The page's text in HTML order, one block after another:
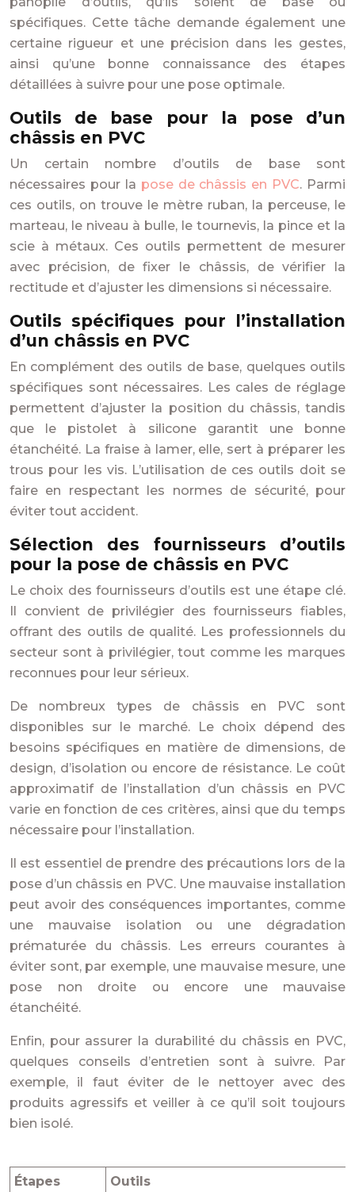
spécifiques. Cette tâche demande également une
certaine rigueur et une précision dans les gestes,
ainsi qu’une bonne connaissance des étapes
détaillées à suivre pour une pose optimale.
Outils de base pour la pose d’un
châssis en PVC
Un certain nombre d’outils de base sont
nécessaires pour la pose de châssis en PVC. Parmi
ces outils, on trouve le mètre ruban, la perceuse, le
marteau, le niveau à bulle, le tournevis, la pince et la
scie à métaux. Ces outils permettent de mesurer
avec précision, de fixer le châssis, de vérifier la
rectitude et d’ajuster les dimensions si nécessaire.
Outils spécifiques pour l’installation
d’un châssis en PVC
En complément des outils de base, quelques outils
spécifiques sont nécessaires. Les cales de réglage
permettent d’ajuster la position du châssis, tandis
que le pistolet à silicone garantit une bonne
étanchéité. La fraise à lamer, elle, sert à préparer les
trous pour les vis. L’utilisation de ces outils doit se
faire en respectant les normes de sécurité, pour
éviter tout accident.
Sélection des fournisseurs d’outils
pour la pose de châssis en PVC
Le choix des fournisseurs d’outils est une étape clé.
Il convient de privilégier des fournisseurs fiables,
offrant des outils de qualité. Les professionnels du
secteur sont à privilégier, tout comme les marques
reconnues pour leur sérieux.
De nombreux types de châssis en PVC sont
disponibles sur le marché. Le choix dépend des
besoins spécifiques en matière de dimensions, de
design, d’isolation ou encore de résistance. Le coût
approximatif de l’installation d’un châssis en PVC
varie en fonction de ces critères, ainsi que du temps
nécessaire pour l’installation.
Il est essentiel de prendre des précautions lors de la
pose d’un châssis en PVC. Une mauvaise installation
peut avoir des conséquences importantes, comme
une mauvaise isolation ou une dégradation
prématurée du châssis. Les erreurs courantes à
éviter sont, par exemple, une mauvaise mesure, une
pose non droite ou encore une mauvaise
étanchéité.
Enfin, pour assurer la durabilité du châssis en PVC,
quelques conseils d’entretien sont à suivre. Par
exemple, il faut éviter de le nettoyer avec des
produits agressifs et veiller à ce qu’il soit toujours
bien isolé.
Étapes Outils